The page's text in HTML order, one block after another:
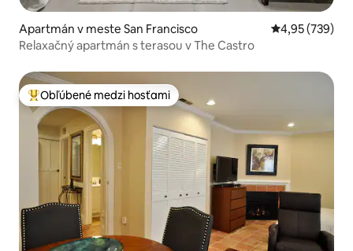
Apartmán v meste San Francisco Priemerné
4,95 (739)
Relaxačný apartmán s terasou v The Castro
Najobľúbenejšie medzi hosťami
Obľúbené medzi hosťami